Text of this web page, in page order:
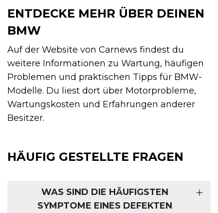
ENTDECKE MEHR ÜBER DEINEN
BMW
Auf der Website von Carnews findest du
weitere Informationen zu Wartung, häufigen
Problemen und praktischen Tipps für BMW-
Modelle. Du liest dort über Motorprobleme,
Wartungskosten und Erfahrungen anderer
Besitzer.
HÄUFIG GESTELLTE FRAGEN
WAS SIND DIE HÄUFIGSTEN
SYMPTOME EINES DEFEKTEN